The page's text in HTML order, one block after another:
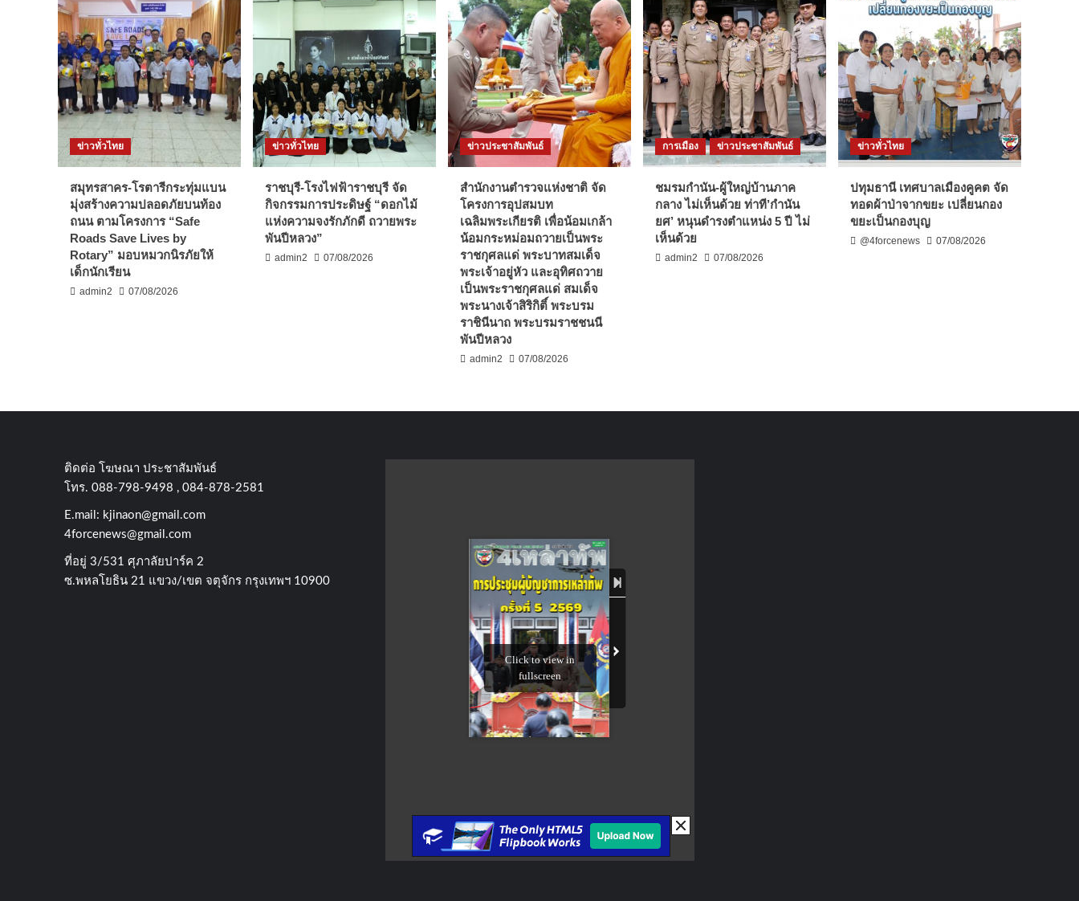
ข่าวทั่วไทย
สมุทรสาคร-โรตารีกระทุ่มแบน
มุ่งสร้างความปลอดภัยบนท้อง
ถนน ตามโครงการ “Safe
Roads Save Lives by
Rotary” มอบหมวกนิรภัยให้
เด็กนักเรียน
admin2 07/08/2026
ข่าวทั่วไทย
ราชบุรี-โรงไฟฟ้าราชบุรี จัด
กิจกรรมการประดิษฐ์ “ดอกไม้
แห่งความจงรักภักดี ถวายพระ
พันปีหลวง”
admin2 07/08/2026
ข่าวประชาสัมพันธ์
สำนักงานตำรวจแห่งชาติ จัด
โครงการอุปสมบท
เฉลิมพระเกียรติ เพื่อน้อมเกล้า
น้อมกระหม่อมถวายเป็นพระ
ราชกุศลแด่ พระบาทสมเด็จ
พระเจ้าอยู่หัว และอุทิศถวาย
เป็นพระราชกุศลแด่ สมเด็จ
พระนางเจ้าสิริกิติ์ พระบรม
ราชินีนาถ พระบรมราชชนนี
พันปีหลวง
admin2 07/08/2026
การเมือง ข่าวประชาสัมพันธ์
ชมรมกำนัน-ผู้ใหญ่บ้านภาค
กลาง ไม่เห็นด้วย ท่าที’กำนัน
ยศ’ หนุนดำรงตำแหน่ง 5 ปี ไม่
เห็นด้วย
admin2 07/08/2026
ข่าวทั่วไทย
ปทุมธานี เทศบาลเมืองคูคต จัด
ทอดผ้าป่าจากขยะ เปลี่ยนกอง
ขยะเป็นกองบุญ
@4forcenews 07/08/2026
ติดต่อ​ โฆษณา​ ประชาสัมพันธ์
โทร​. 088-798-9498 , 084-878-2581
E.mail: kjinaon@gmail.com
4forcenews@gmail.com
ที่อยู่​ 3/531​ ศุภาลัยปาร์ค​ 2
ซ.พหลโยธิน​ 21​ แขวง/เขต​ จตุจักร​ กรุงเทพฯ 10900